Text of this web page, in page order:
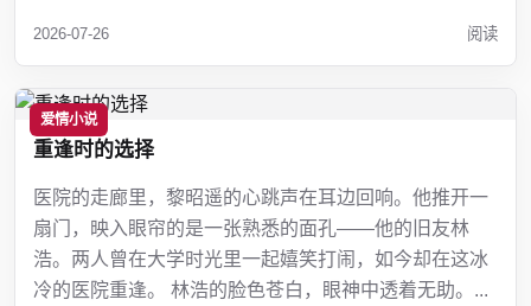
2026-07-26 阅读
爱情小说
重逢时的选择
医院的走廊里，黎昭遥的心跳声在耳边回响。他推开一
扇门，映入眼帘的是一张熟悉的面孔——他的旧友林
浩。两人曾在大学时光里一起嬉笑打闹，如今却在这冰
冷的医院重逢。 林浩的脸色苍白，眼神中透着无助。...